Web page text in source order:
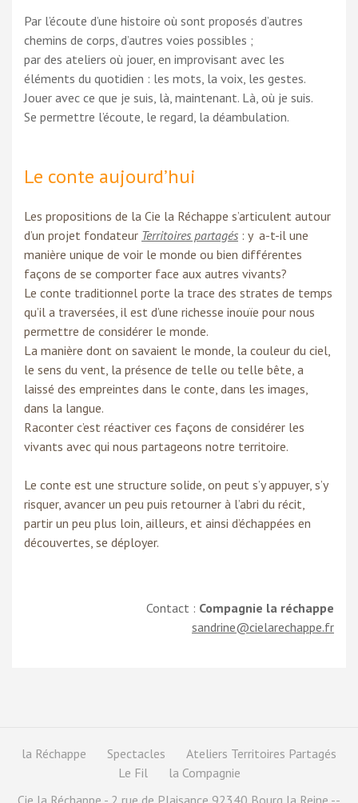
Par l’écoute d’une histoire où sont proposés d’autres
chemins de corps, d’autres voies possibles ;
par des ateliers où jouer, en improvisant avec les
éléments du quotidien : les mots, la voix, les gestes.
Jouer avec ce que je suis, là, maintenant. Là, où je suis.
Se permettre l’écoute, le regard, la déambulation.
Le conte aujourd’hui
Les propositions de la Cie la Réchappe s’articulent autour
d’un projet fondateur Territoires partagés : y a-t-il une
manière unique de voir le monde ou bien différentes
façons de se comporter face aux autres vivants?
Le conte traditionnel porte la trace des strates de temps
qu’il a traversées, il est d’une richesse inouïe pour nous
permettre de considérer le monde.
La manière dont on savaient le monde, la couleur du ciel,
le sens du vent, la présence de telle ou telle bête, a
laissé des empreintes dans le conte, dans les images,
dans la langue.
Raconter c’est réactiver ces façons de considérer les
vivants avec qui nous partageons notre territoire.
Le conte est une structure solide, on peut s’y appuyer, s’y
risquer, avancer un peu puis retourner à l’abri du récit,
partir un peu plus loin, ailleurs, et ainsi d’échappées en
découvertes, se déployer.
Contact : Compagnie la réchappe
sandrine@cielarechappe.fr
la Réchappe Spectacles
Ateliers Territoires Partagés
Le Fil
la Compagnie
Cie la Réchappe - 2 rue de Plaisance 92340 Bourg la Reine --